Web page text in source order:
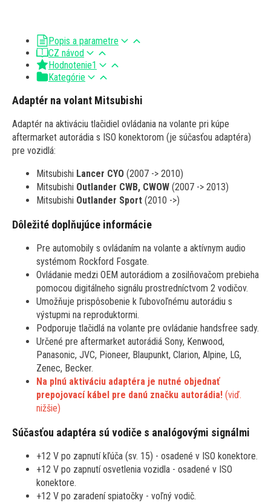
Popis a parametre
CZ návod
Hodnotenie1
Kategórie
Adaptér na volant Mitsubishi
Adaptér na aktiváciu tlačidiel ovládania na volante pri kúpe
aftermarket autorádia s ISO konektorom (je súčasťou adaptéra)
pre vozidlá:
Mitsubishi Lancer CYO (2007 -> 2010)
Mitsubishi Outlander CWB, CWOW (2007 -> 2013)
Mitsubishi Outlander Sport (2010 ->)
Dôležité doplňujúce informácie
Pre automobily s ovládaním na volante a aktívnym audio
systémom Rockford Fosgate.
Ovládanie medzi OEM autorádiom a zosilňovačom prebieha
pomocou digitálneho signálu prostredníctvom 2 vodičov.
Umožňuje prispôsobenie k ľubovoľnému autorádiu s
výstupmi na reproduktormi.
Podporuje tlačidlá na volante pre ovládanie handsfree sady.
Určené pre aftermarket autorádiá Sony, Kenwood,
Panasonic, JVC, Pioneer, Blaupunkt, Clarion, Alpine, LG,
Zenec, Becker.
Na plnú aktiváciu adaptéra je nutné objednať
prepojovací kábel pre danú značku autorádia! (viď.
nižšie)
Súčasťou adaptéra sú vodiče s analógovými signálmi
+12 V po zapnutí kľúča (sv. 15) - osadené v ISO konektore.
+12 V po zapnutí osvetlenia vozidla - osadené v ISO
konektore.
+12 V po zaradení spiatočky - voľný vodič.